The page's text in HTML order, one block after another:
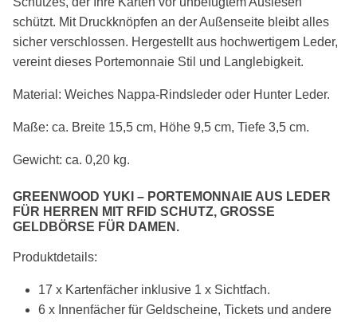
schützt. Mit Druckknöpfen an der Außenseite bleibt alles
sicher verschlossen. Hergestellt aus hochwertigem Leder,
vereint dieses Portemonnaie Stil und Langlebigkeit.
Material: Weiches Nappa-Rindsleder oder Hunter Leder.
Maße: ca. Breite 15,5 cm, Höhe 9,5 cm, Tiefe 3,5 cm.
Gewicht: ca. 0,20 kg.
GREENWOOD YUKI – PORTEMONNAIE AUS LEDER
FÜR HERREN MIT RFID SCHUTZ, GROSSE G
ELDBÖRSE FÜR DAMEN.
Produktdetails:
17 x Kartenfächer inklusive 1 x Sichtfach.
6 x Innenfächer für Geldscheine, Tickets und andere